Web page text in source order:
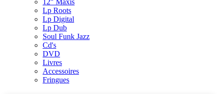
12" Maxis
Lp Roots
Lp Digital
Lp Dub
Soul Funk Jazz
Cd's
DVD
Livres
Accessoires
Fringues